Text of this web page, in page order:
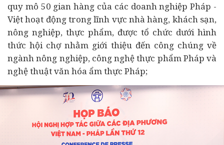
quy mô 50 gian hàng của các doanh nghiệp Pháp -
Việt hoạt động trong lĩnh vực nhà hàng, khách sạn,
nông nghiệp, thực phẩm, được tổ chức dưới hình
thức hội chợ nhằm giới thiệu đến công chúng về
ngành nông nghiệp, công nghệ thực phẩm Pháp và
nghệ thuật văn hóa ẩm thực Pháp;